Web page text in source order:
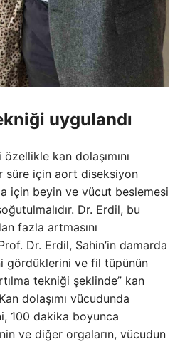
uygulandı
kan dolaşımını
süre için aort diseksiyon
için beyin ve vücut beslemesi
Dr. Erdil, bu
fazla artmasını
Dr. Erdil, Sahin’in damarda
gördüklerini ve fil tüpünün
tekniği şeklinde” kan
dolaşımı vücudunda
100 dakika boyunca
ve diğer orgaların, vücudun